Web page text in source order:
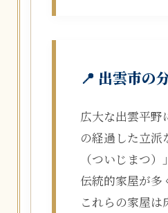
📍 出雲市の
広大な出雲平野
の経過した立派
（ついじまつ
伝統的家屋が多
これらの家屋は